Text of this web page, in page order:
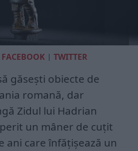
FACEBOOK |TWITTER
găsești obiecte de
romană, dar
Zidul lui Hadrian
un mâner de cuțit
ani care înfățișează un